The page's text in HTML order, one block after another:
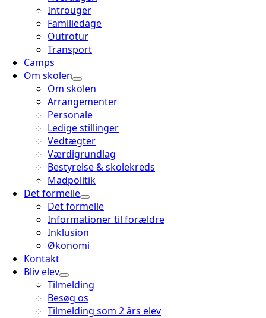
Introuger
Familiedage
Outrotur
Transport
Camps
Om skolen
Om skolen
Arrangementer
Personale
Ledige stillinger
Vedtægter
Værdigrundlag
Bestyrelse & skolekreds
Madpolitik
Det formelle
Det formelle
Informationer til forældre
Inklusion
Økonomi
Kontakt
Bliv elev
Tilmelding
Besøg os
Tilmelding som 2 års elev